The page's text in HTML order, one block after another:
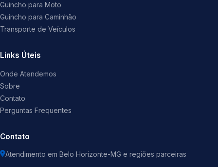
Guincho para Moto
Guincho para Caminhão
Transporte de Veículos
Links Úteis
Onde Atendemos
Sobre
Contato
Perguntas Frequentes
Contato
Atendimento em Belo Horizonte-MG e regiões parceiras